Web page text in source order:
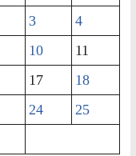
3
4
10
11
17
18
24
25